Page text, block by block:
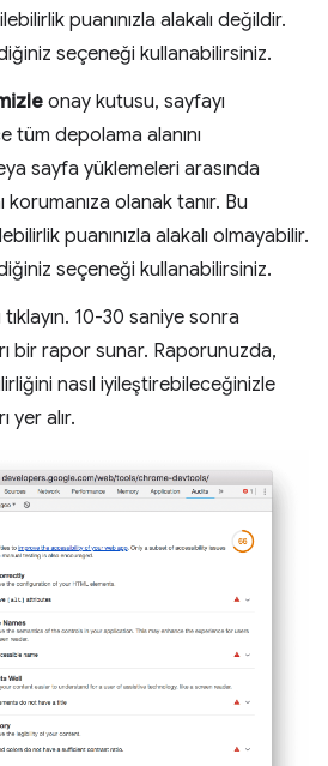
puanınızla alakalı değildir.
seçeneği kullanabilirsiniz.
onay kutusu, sayfayı
tüm depolama alanını
sayfa yüklemeleri arasında
korumanıza olanak tanır. Bu
puanınızla alakalı olmayabilir.
seçeneği kullanabilirsiniz.
tıklayın. 10-30 saniye sonra
bir rapor sunar. Raporunuzda,
nasıl iyileştirebileceğinizle
yer alır.